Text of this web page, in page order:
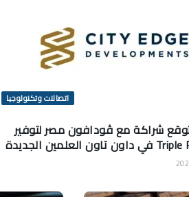
اتصالات وتكنولوجيا
شراكة مع ڤودافون مصر لتوفير